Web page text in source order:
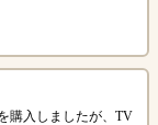
購入しましたが、TV